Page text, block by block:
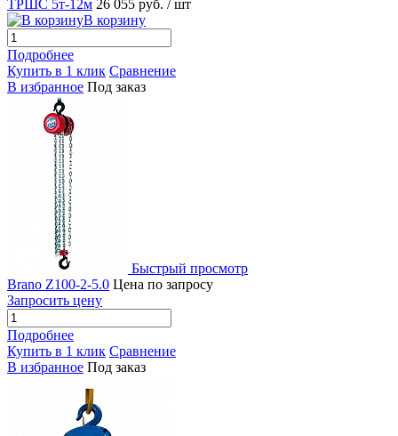
ТРШС 5т-12м 26 055 руб. / шт
В корзину
Подробнее
Купить в 1 клик Сравнение
В избранное Под заказ
Быстрый просмотр
Brano Z100-2-5.0 Цена по запросу
Запросить цену
Подробнее
Купить в 1 клик Сравнение
В избранное Под заказ